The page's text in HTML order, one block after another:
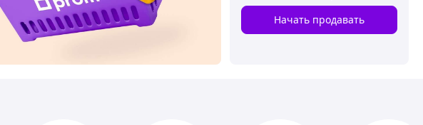
Начать продавать